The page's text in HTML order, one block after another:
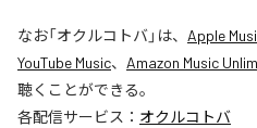
なお「オクルコトバ」は、 Apple
YouTube Music、 Amazon Music
聴くことができる。
各配信サービス： オクルコトバ